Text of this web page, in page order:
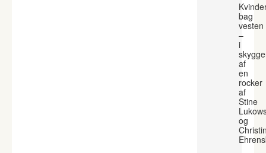
bag
vesten
–
i
af
en
rocker
af
Stine
og